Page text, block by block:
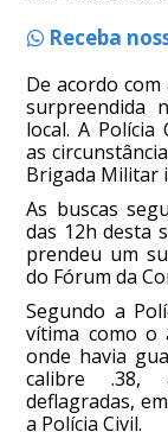
Receba
De acordo
surpreendida
local. A
as
Brigada Militar
As buscas
das 12h desta
prendeu um
do Fórum da
Segundo a
vítima como o
onde havia
calibre .38,
deflagradas,
a Polícia Civil.